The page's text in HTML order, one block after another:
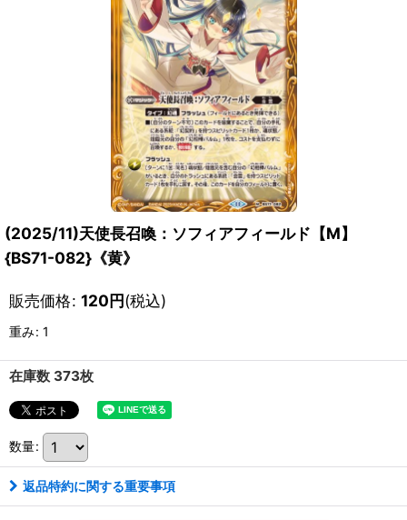
(2025/11)天使長召喚：ソフィアフィールド【M】
{BS71-082}《黄》
販売価格: 120円(税込)
重み: 1
在庫数 373枚
数量:
返品特約に関する重要事項